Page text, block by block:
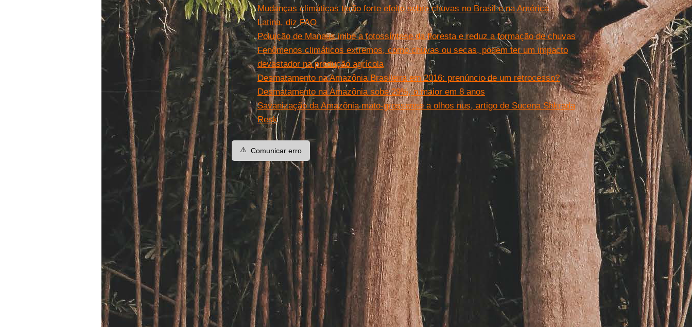
Mudanças climáticas terão forte efeito sobre chuvas no Brasil e na América
Latina, diz FAO
Poluição de Manaus inibe a fotossíntese da floresta e reduz a formação de chuvas
Fenômenos climáticos extremos, como chuvas ou secas, podem ter um impacto
devastador na produção agrícola
Desmatamento na Amazônia Brasileira em 2016: prenúncio de um retrocesso?
Desmatamento na Amazônia sobe 29%, o maior em 8 anos
Savanização da Amazônia mato-grossense a olhos nus, artigo de Sucena Shkrada
Resk
⚠️ Comunicar erro